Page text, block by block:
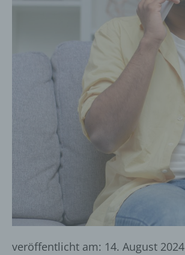
veröffentlicht am: 14. August 2024